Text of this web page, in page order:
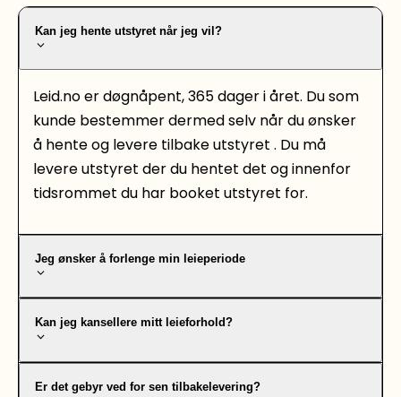
Kan jeg hente utstyret når jeg vil?
Leid.no er døgnåpent, 365 dager i året. Du som
kunde bestemmer dermed selv når du ønsker
å hente og levere tilbake utstyret . Du må
levere utstyret der du hentet det og innenfor
tidsrommet du har booket utstyret for.
Jeg ønsker å forlenge min leieperiode
Kan jeg kansellere mitt leieforhold?
Er det gebyr ved for sen tilbakelevering?